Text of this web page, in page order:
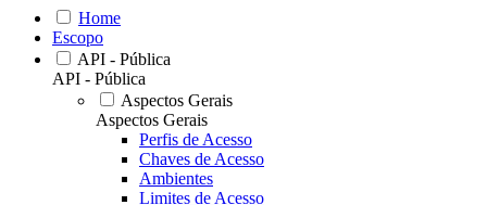
Home
Escopo
API - Pública
API - Pública
Aspectos Gerais
Aspectos Gerais
Perfis de Acesso
Chaves de Acesso
Ambientes
Limites de Acesso